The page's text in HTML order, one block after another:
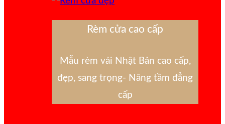
Rèm cửa cao cấp
Mẫu rèm vải Nhật Bản cao cấp,
đẹp, sang trọng- Nâng tầm đẳng
cấp